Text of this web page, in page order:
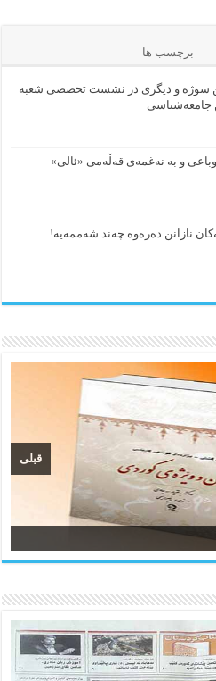
برچسب ها
سوژه و دیگری در نشست تخصصی شعبه
جامعه‌شناسی
و به نەغمەی قەڵەمی «ئالی»
نازانن دەرەوە چەند شەممەیە!
قبلی